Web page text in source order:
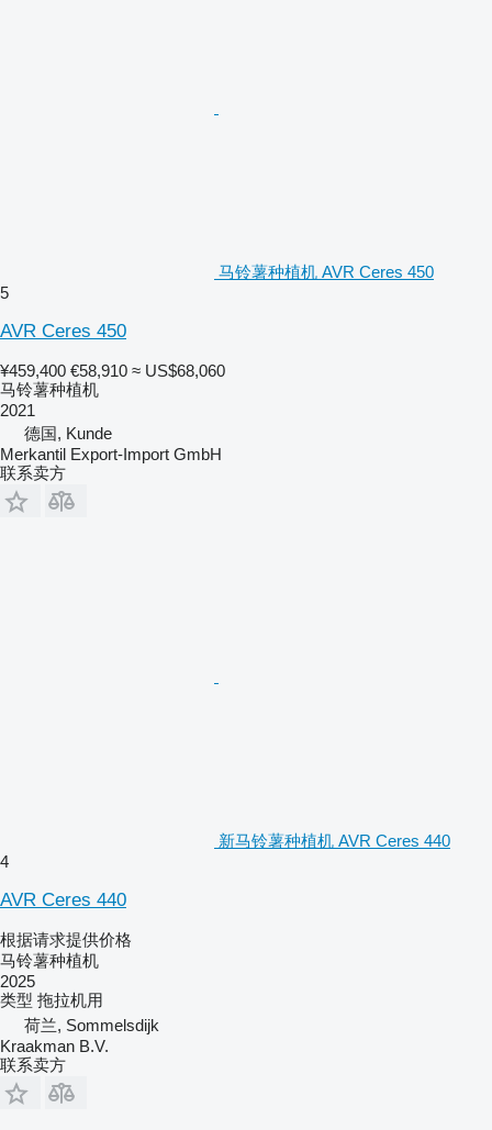
马铃薯种植机 AVR Ceres 450
5
AVR Ceres 450
¥459,400 €58,910 ≈ US$68,060
马铃薯种植机
2021
德国, Kunde
Merkantil Export-Import GmbH
联系卖方
新马铃薯种植机 AVR Ceres 440
4
AVR Ceres 440
根据请求提供价格
马铃薯种植机
2025
类型 拖拉机用
荷兰, Sommelsdijk
Kraakman B.V.
联系卖方